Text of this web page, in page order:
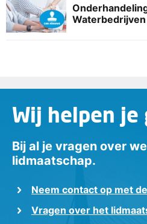
Waterbedrijven
Wij helpen je
Bij al je vragen over
lidmaatschap.
Neem contact op met
Vragen over het